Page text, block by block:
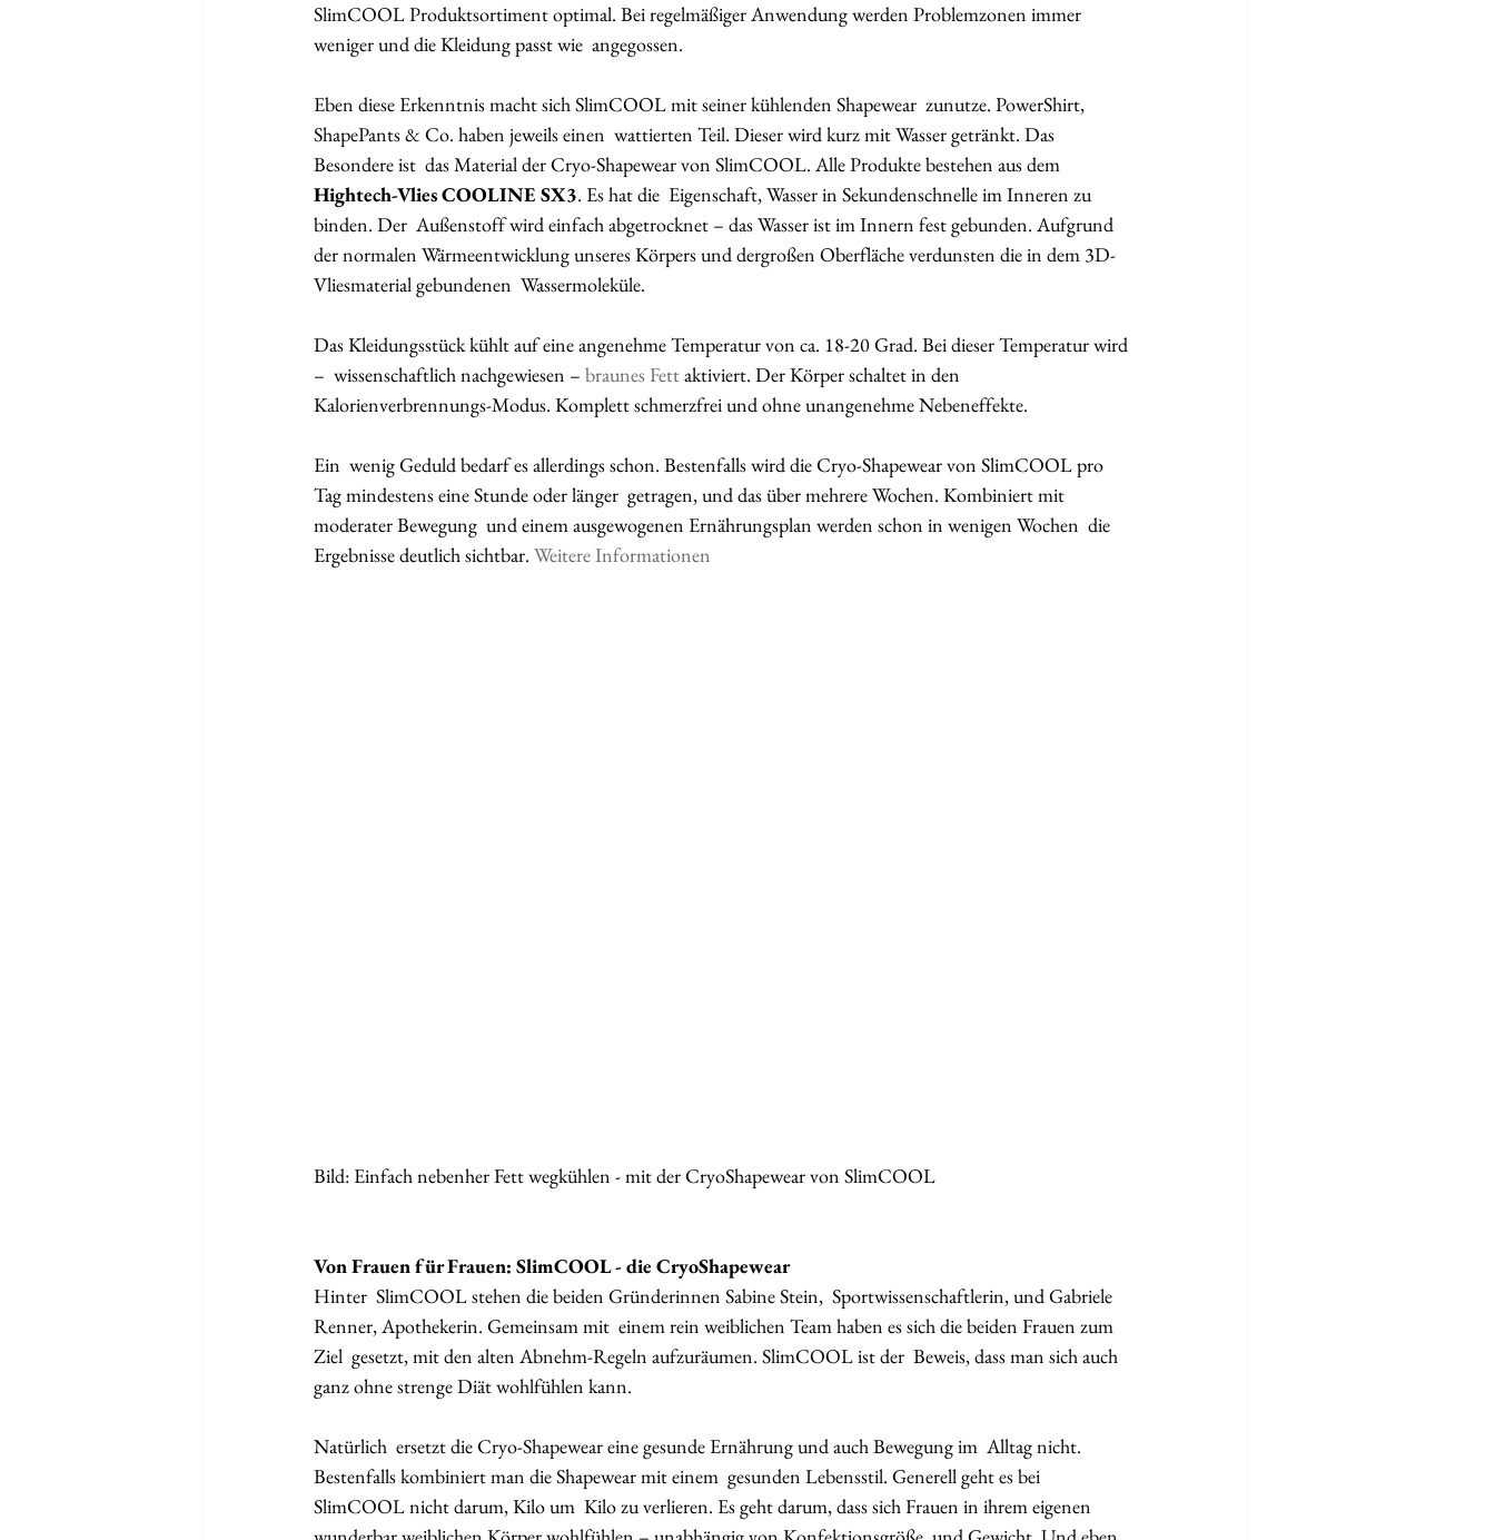
SlimCOOL Produktsortiment optimal. Bei regelmäßiger Anwendung werden Problemzonen immer
weniger und die Kleidung passt wie  angegossen.
Eben diese Erkenntnis macht sich SlimCOOL mit seiner kühlenden Shapewear  zunutze. PowerShirt,
ShapePants & Co. haben jeweils einen  wattierten Teil. Dieser wird kurz mit Wasser getränkt. Das
Besondere ist  das Material der Cryo-Shapewear von SlimCOOL. Alle Produkte bestehen aus dem
Hightech-Vlies COOLINE SX3. Es hat die  Eigenschaft, Wasser in Sekundenschnelle im Inneren zu
binden. Der  Außenstoff wird einfach abgetrocknet – das Wasser ist im Innern fest gebunden. Aufgrund
der normalen Wärmeentwicklung unseres Körpers und dergroßen Oberfläche verdunsten die in dem 3D-
Vliesmaterial gebundenen  Wassermoleküle.
Das Kleidungsstück kühlt auf eine angenehme Temperatur von ca. 18-20 Grad. Bei dieser Temperatur wird
–  wissenschaftlich nachgewiesen – braunes Fett aktiviert. Der Körper schaltet in den
Kalorienverbrennungs-Modus. Komplett schmerzfrei und ohne unangenehme Nebeneffekte.
Ein  wenig Geduld bedarf es allerdings schon. Bestenfalls wird die Cryo-Shapewear von SlimCOOL pro
Tag mindestens eine Stunde oder länger  getragen, und das über mehrere Wochen. Kombiniert mit
moderater Bewegung  und einem ausgewogenen Ernährungsplan werden schon in wenigen Wochen  die
Ergebnisse deutlich sichtbar. Weitere Informationen
Bild: Einfach nebenher Fett wegkühlen - mit der CryoShapewear von SlimCOOL
Von Frauen für Frauen: SlimCOOL - die CryoShapewear
Hinter  SlimCOOL stehen die beiden Gründerinnen Sabine Stein,  Sportwissenschaftlerin, und Gabriele
Renner, Apothekerin. Gemeinsam mit  einem rein weiblichen Team haben es sich die beiden Frauen zum
Ziel  gesetzt, mit den alten Abnehm-Regeln aufzuräumen. SlimCOOL ist der  Beweis, dass man sich auch
ganz ohne strenge Diät wohlfühlen kann.
Natürlich  ersetzt die Cryo-Shapewear eine gesunde Ernährung und auch Bewegung im  Alltag nicht.
Bestenfalls kombiniert man die Shapewear mit einem  gesunden Lebensstil. Generell geht es bei
SlimCOOL nicht darum, Kilo um  Kilo zu verlieren. Es geht darum, dass sich Frauen in ihrem eigenen